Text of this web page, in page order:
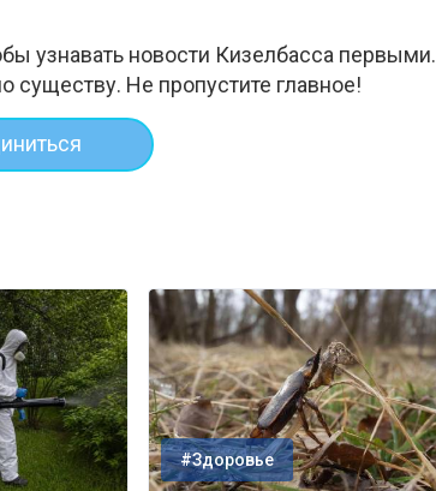
узнавать новости Кизелбасса первыми.
существу. Не пропустите главное!
#Здоровье